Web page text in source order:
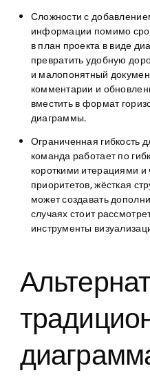
Сложности с
информации помимо
в план проекта в виде
превратить удобную
и малопонятный
комментарии и
вместить в формат
диаграммы.
Ограниченная гибкость
команда работает по
короткими итерациями
приоритетов, жёсткая
может создавать
случаях стоит
инструменты